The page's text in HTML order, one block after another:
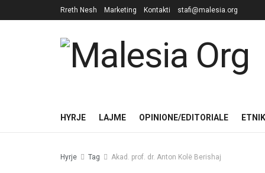
Rreth Nesh Marketing Kontakti stafi@malesia.org
HYRJE LAJME OPINIONE/EDITORIALE
Hyrje Tag Akad. prof. dr. Anton Kolë Berishaj